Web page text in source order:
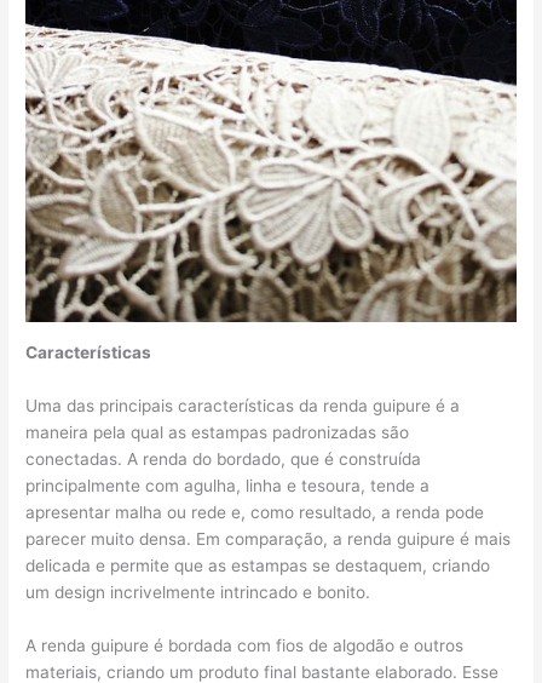
Características
Uma das principais características da renda guipure é a
maneira pela qual as estampas padronizadas são
conectadas. A renda do bordado, que é construída
principalmente com agulha, linha e tesoura, tende a
apresentar malha ou rede e, como resultado, a renda pode
parecer muito densa. Em comparação, a renda guipure é mais
delicada e permite que as estampas se destaquem, criando
um design incrivelmente intrincado e bonito.
A renda guipure é bordada com fios de algodão e outros
materiais, criando um produto final bastante elaborado. Esse